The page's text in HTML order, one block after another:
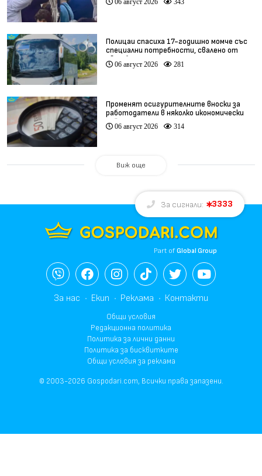
06 август 2026 343
Полицаи спасиха 17-годишно момче със
специални потребности, свалено от
автобус
06 август 2026 281
Променят осигурителните вноски за
работодатели в няколко икономически
дейности
06 август 2026 314
Виж още
За сигнали: 3333
Part ofGlobal Group
За нас Екип Реклама Контакти
Общи условия
Редакционна политика
Политика за лични данни
Политика за бисквитките
Общи условия за реклама
© 2003-2026 Gospodari.com, Всички права запазени.